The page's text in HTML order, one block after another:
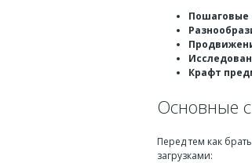
Пошаговые
Крафт
Основные
Перед тем как
загрузками: